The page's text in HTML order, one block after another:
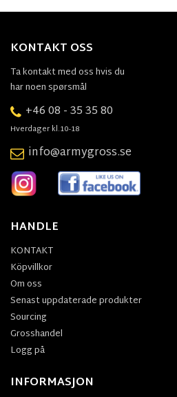
KONTAKT OSS
Ta kontakt med oss hvis du
har noen spørsmål
+46 08 - 35 35 80
Hverdager kl.10-18
info@armygross.se
HANDLE
KONTAKT
Köpvillkor
Om oss
Senast uppdaterade produkter
Sourcing
Grosshandel
Logg på
INFORMASJON